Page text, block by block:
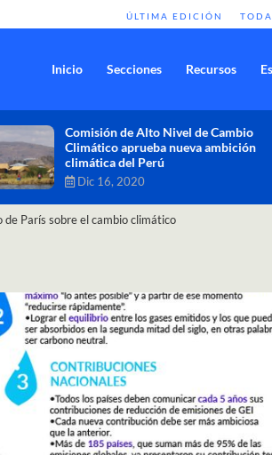
ÚLTIMA EDICIÓN
Inicio Secciones Recursos
de Alto Nivel de Cambio
aprueba nueva ambición
del Perú
Dic 16, 2020
París sobre el cambio climático